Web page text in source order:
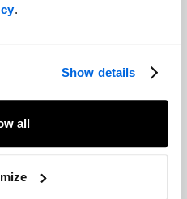
.
Show details
all
elles les soutenir?
dans le cadre de la
l'individu étaient considérés
marketing avant la pandémie,